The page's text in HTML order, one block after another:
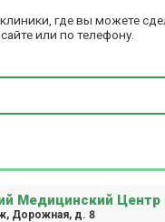
где вы можете
или по телефону.
Медицинский
Дорожная, д. 8